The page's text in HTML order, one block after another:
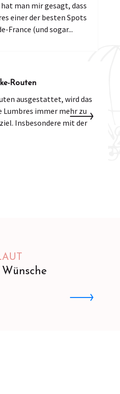
man mir gesagt, dass
einer der besten Spots
France (und sogar...
Routen
ausgestattet, wird das
Lumbres immer mehr zu
Insbesondere mit der